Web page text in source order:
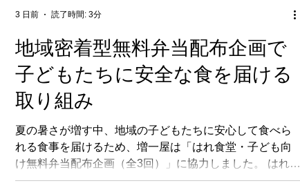
地域密着型無料弁当配布企画で
子どもたちに安全な食を届ける
取り組み
夏の暑さが増す中、地域の子どもたちに安心して食べら
れる食事を届けるため、増一屋は「はれ食堂・子ども向
け無料弁当配布企画（全3回）」に協力しました。 はれ食
堂ご紹介（Facebookページへ） 必要な人へそっと届け
3 日前 読了時間: 3分